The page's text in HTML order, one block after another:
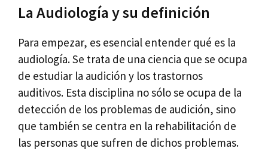
La Audiología y su definición
Para empezar, es esencial entender qué es la
audiología. Se trata de una ciencia que se ocupa
de estudiar la audición y los trastornos
auditivos. Esta disciplina no sólo se ocupa de la
detección de los problemas de audición, sino
que también se centra en la rehabilitación de
las personas que sufren de dichos problemas.